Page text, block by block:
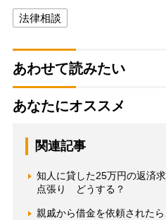
法律相談
あわせて読みたい
あなたにオススメ
関連記事
知人に貸した25万円の返済
点張り どうする？
親戚から借金を依頼された